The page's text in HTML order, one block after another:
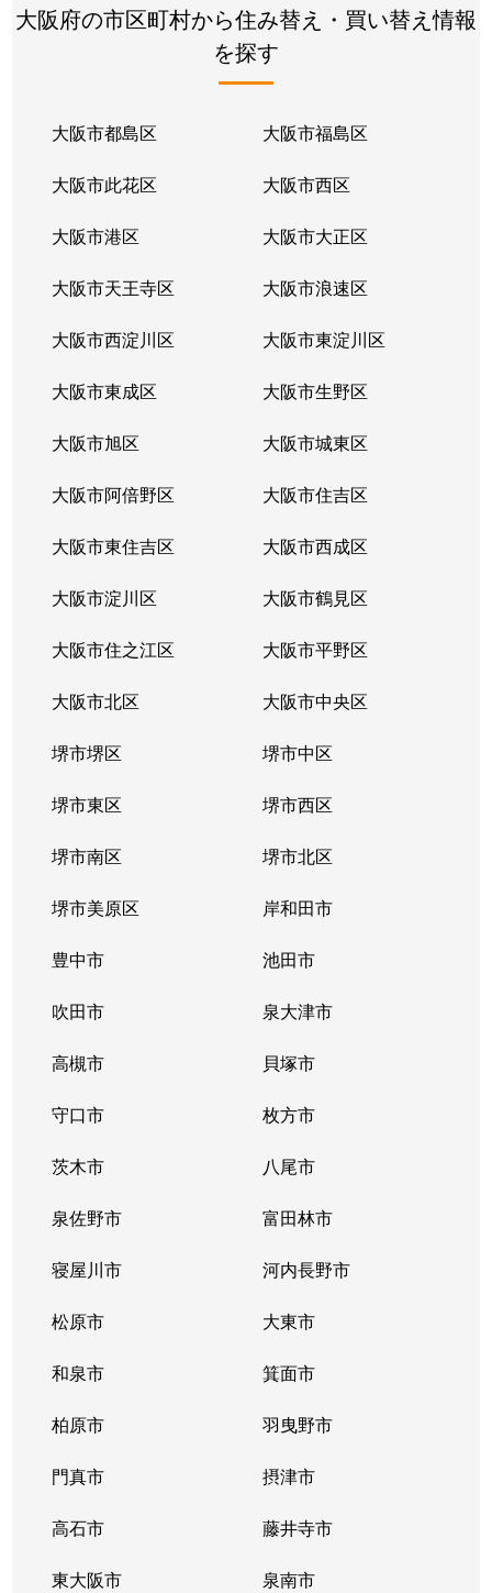
大阪府の市区町村から住み替え・買い替え情報
を探す
大阪市都島区 大阪市福島区
大阪市此花区 大阪市西区
大阪市港区 大阪市大正区
大阪市天王寺区 大阪市浪速区
大阪市西淀川区 大阪市東淀川区
大阪市東成区 大阪市生野区
大阪市旭区 大阪市城東区
大阪市阿倍野区 大阪市住吉区
大阪市東住吉区 大阪市西成区
大阪市淀川区 大阪市鶴見区
大阪市住之江区 大阪市平野区
大阪市北区 大阪市中央区
堺市堺区 堺市中区
堺市東区 堺市西区
堺市南区 堺市北区
堺市美原区 岸和田市
豊中市 池田市
吹田市 泉大津市
高槻市 貝塚市
守口市 枚方市
茨木市 八尾市
泉佐野市 富田林市
寝屋川市 河内長野市
松原市 大東市
和泉市 箕面市
柏原市 羽曳野市
門真市 摂津市
高石市 藤井寺市
東大阪市 泉南市